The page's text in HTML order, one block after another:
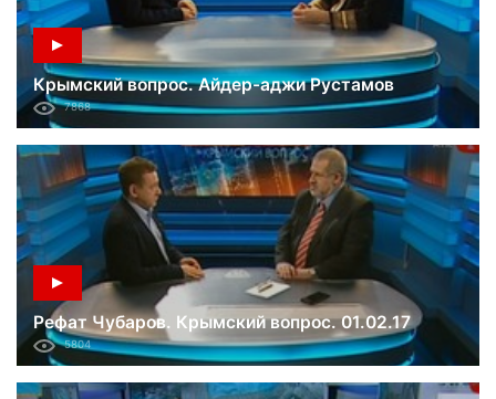
Крымский вопрос. Айдер-аджи Рустамов
7868
Рефат Чубаров. Крымский вопрос. 01.02.17
5804